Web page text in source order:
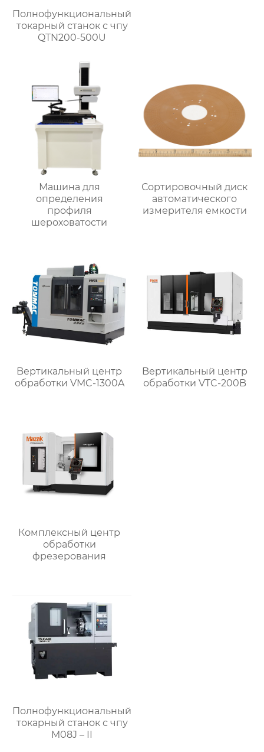
Полнофункциональный
токарный станок с чпу
QTN200-500U
Машина для
определения
профиля
шероховатости
Сортировочный диск
автоматического
измерителя емкости
Bертикальный центр
обработки VMC-1300A
Bертикальный центр
обработки VTC-200B
Комплексный центр
обработки
фрезерования
Полнофункциональный
токарный станок с чпу
M08J – II